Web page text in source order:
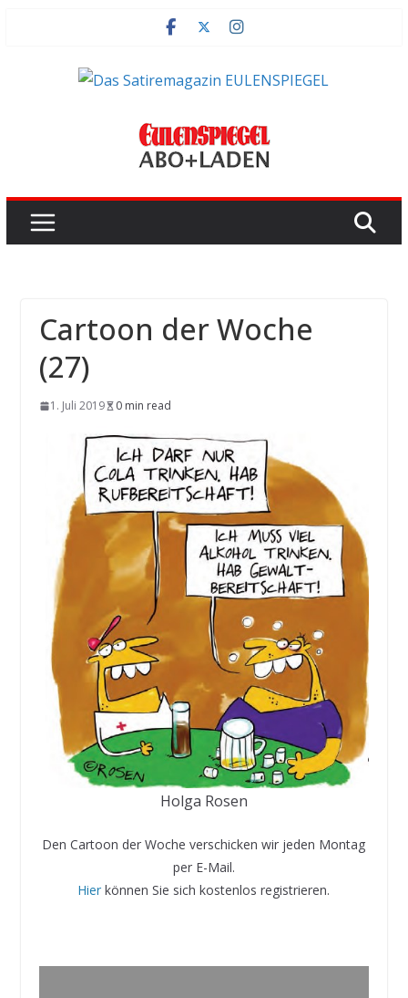
Cartoon der Woche
(27)
1. Juli 2019 0 min read
Holga Rosen
Den Cartoon der Woche verschicken wir jeden Montag
per E-Mail.
Hier können Sie sich kostenlos registrieren.